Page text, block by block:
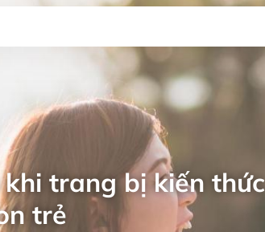
trang bị kiến thức
trẻ